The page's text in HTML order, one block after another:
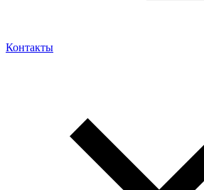
Контакты